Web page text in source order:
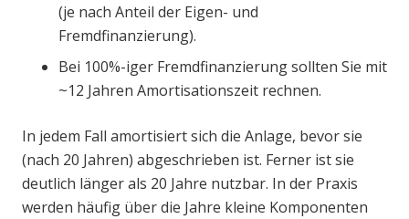
(je nach Anteil der Eigen- und
Fremdfinanzierung).
Bei 100%-iger Fremdfinanzierung sollten Sie mit
~12 Jahren Amortisationszeit rechnen.
In jedem Fall amortisiert sich die Anlage, bevor sie
(nach 20 Jahren) abgeschrieben ist. Ferner ist sie
deutlich länger als 20 Jahre nutzbar. In der Praxis
werden häufig über die Jahre kleine Komponenten